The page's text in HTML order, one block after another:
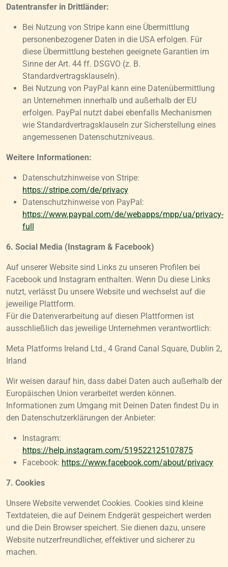
Datentransfer in Drittländer:
Bei Nutzung von Stripe kann eine Übermittlung
personenbezogener Daten in die USA erfolgen. Für
diese Übermittlung bestehen geeignete Garantien im
Sinne der Art. 44 ff. DSGVO (z. B.
Standardvertragsklauseln).
Bei Nutzung von PayPal kann eine Datenübermittlung
an Unternehmen innerhalb und außerhalb der EU
erfolgen. PayPal nutzt dabei ebenfalls Mechanismen
wie Standardvertragsklauseln zur Sicherstellung eines
angemessenen Datenschutzniveaus.
Weitere Informationen:
Datenschutzhinweise von Stripe:
https://stripe.com/de/privacy
Datenschutzhinweise von PayPal:
https://www.paypal.com/de/webapps/mpp/ua/privacy-
full
6. Social Media (Instagram & Facebook)
Auf unserer Website sind Links zu unseren Profilen bei
Facebook und Instagram enthalten. Wenn Du diese Links
nutzt, verlässt Du unsere Website und wechselst auf die
jeweilige Plattform.
Für die Datenverarbeitung auf diesen Plattformen ist
ausschließlich das jeweilige Unternehmen verantwortlich:
Meta Platforms Ireland Ltd., 4 Grand Canal Square, Dublin 2,
Irland
Wir weisen darauf hin, dass dabei Daten auch außerhalb der
Europäischen Union verarbeitet werden können.
Informationen zum Umgang mit Deinen Daten findest Du in
den Datenschutzerklärungen der Anbieter:
Instagram:
https://help.instagram.com/519522125107875
Facebook: https://www.facebook.com/about/privacy
7. Cookies
Unsere Website verwendet Cookies. Cookies sind kleine
Textdateien, die auf Deinem Endgerät gespeichert werden
und die Dein Browser speichert. Sie dienen dazu, unsere
Website nutzerfreundlicher, effektiver und sicherer zu
machen.